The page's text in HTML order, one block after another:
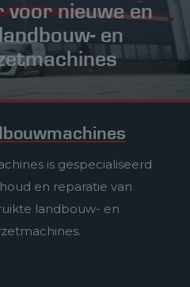
nieuwe en
en
is gespecialiseerd
en reparatie van
landbouw- en